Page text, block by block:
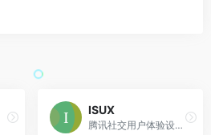
ISUX
腾讯社交用户体验设计部